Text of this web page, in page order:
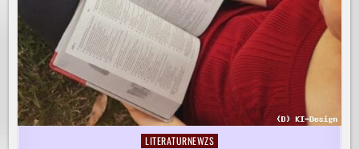
Posted
LITERATURNEWZS